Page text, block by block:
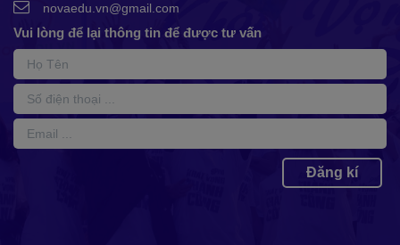
novaedu.vn@gmail.com
Vui lòng để lại thông tin để được tư vấn
Đăng kí